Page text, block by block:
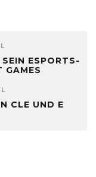
ESPORTS-
GAMES
CLE UND E